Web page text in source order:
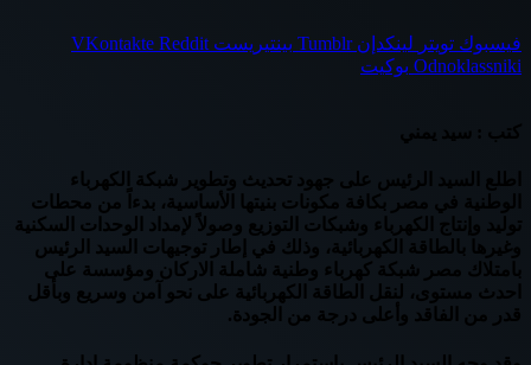
فيسبوك تويتر لينكدإن بينتيريست
Odnoklassniki بوكيت
اطلع السيد الرئيس على جهود تحديث وتطوير شبكة الكهرباء
الوطنية في مصر بكافة مكونات بنيتها الأساسية، بدءاً من محطات
توليد وإنتاج الكهرباء وشبكات التوزيع وصولاً لإمداد الوحدات السكنية
وغيرها بالطاقة الكهربائية، وذلك في إطار توجيهات السيد الرئيس
بامتلاك مصر شبكة كهرباء وطنية شاملة الاركان ومؤسسة على
احدث مستوى، لنقل الطاقة الكهربائية على نحو آمن وسريع وبأقل
قدر من الفاقد وأعلى درجة من الجودة.